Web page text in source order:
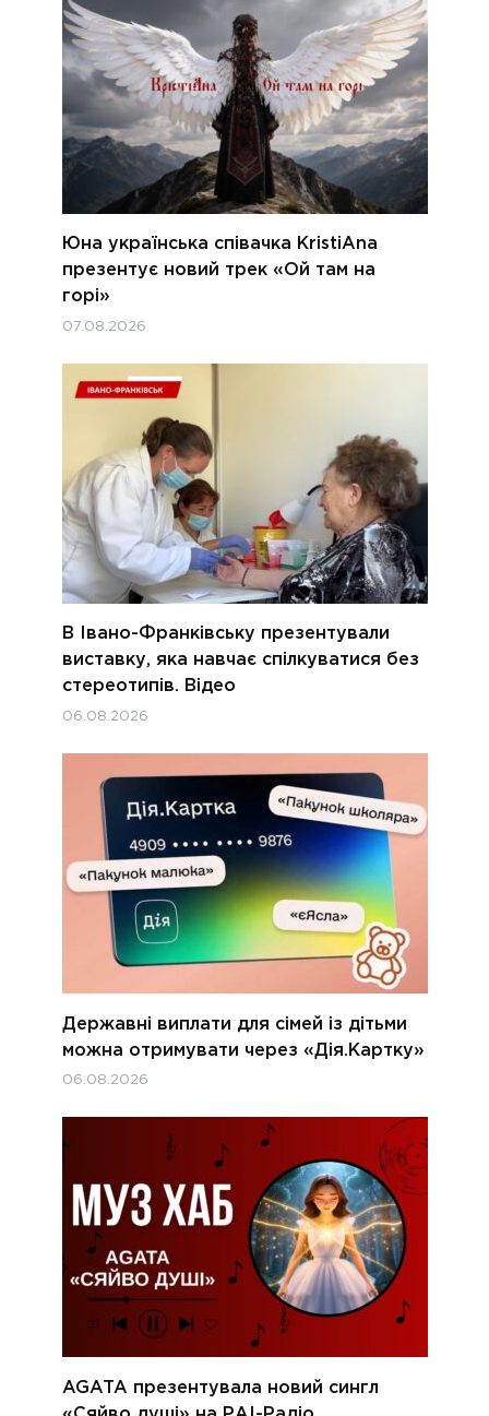
Юна українська співачка KristiAna
презентує новий трек «Ой там на
горі»
07.08.2026
В Івано-Франківську презентували
виставку, яка навчає спілкуватися без
стереотипів. Відео
06.08.2026
Державні виплати для сімей із дітьми
можна отримувати через «Дія.Картку»
06.08.2026
AGATA презентувала новий сингл